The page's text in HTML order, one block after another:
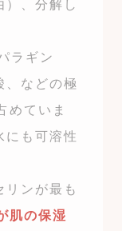
）、分解し
ラギン
、などの極
めていま
にも可溶性
リンが最も
肌の保湿